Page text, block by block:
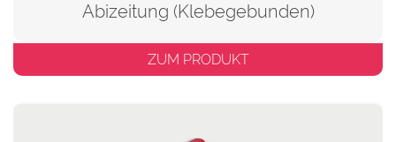
Abizeitung (Klebegebunden)
ZUM PRODUKT